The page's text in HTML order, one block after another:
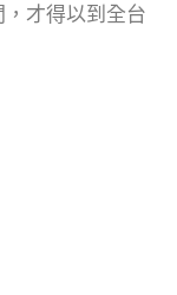
才得以到全台